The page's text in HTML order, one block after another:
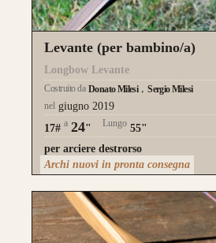
Levante (per bambino/a)
Longbow Levante
Costruito da Donato Milesi
Sergio Milesi
nel giugno 2019
17# a 24" Lungo 55"
per arciere destrorso
Archi nuovi in pronta consegna